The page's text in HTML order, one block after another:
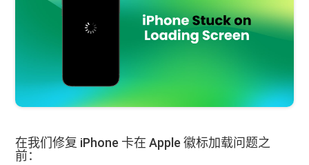
在我们修复 iPhone 卡在 Apple 徽标加载问题之
前：